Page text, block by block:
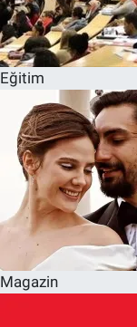
Eğitim
Magazin